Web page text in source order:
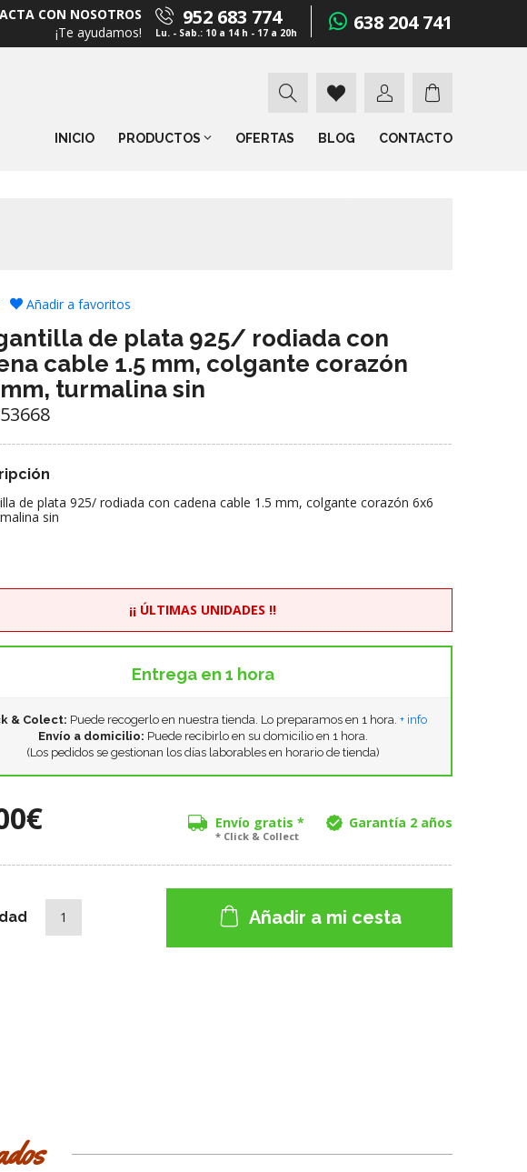
952 683 774
Lu. - Sab.: 10 a 14 h - 17 a 20h 638 204 741
CON NOSOTROS
¡Te ayudamos!
INICIO PRODUCTOS OFERTAS BLOG CONTACTO
Añadir a favoritos
de plata 925/ rodiada con
cable 1.5 mm, colgante corazón
turmalina sin
de plata 925/ rodiada con cadena cable 1.5 mm, colgante corazón 6x6
sin
¡¡ ÚLTIMAS UNIDADES !!
Entrega en 1 hora
& Colect: Puede recogerlo en nuestra tienda. Lo preparamos en 1 hora. + info
Envío a domicilio: Puede recibirlo en su domicilio en 1 hora.
(Los pedidos se gestionan los días laborables en horario de tienda)
Envío gratis *
* Click & Collect
Garantía 2 años
Añadir a mi cesta